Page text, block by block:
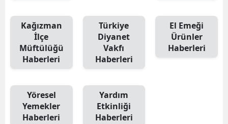
Gaziantep
Giresun
Kağızman
İlçe
Müftülüğü
Haberleri
Türkiye
Diyanet
Vakfı
Haberleri
El Emeği
Ürünler
Haberleri
Yöresel
Yemekler
Haberleri
Yardım
Etkinliği
Haberleri